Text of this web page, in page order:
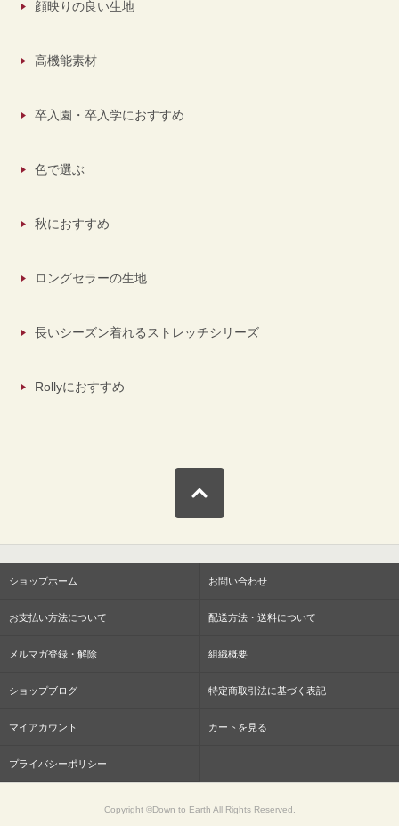
顔映りの良い生地
高機能素材
卒入園・卒入学におすすめ
色で選ぶ
秋におすすめ
ロングセラーの生地
長いシーズン着れるストレッチシリーズ
Rollyにおすすめ
ショップホーム お問い合わせ
お支払い方法について 配送方法・送料について
メルマガ登録・解除 組織概要
ショップブログ 特定商取引法に基づく表記
マイアカウント カートを見る
プライバシーポリシー
Copyright ©Down to Earth All Rights Reserved.